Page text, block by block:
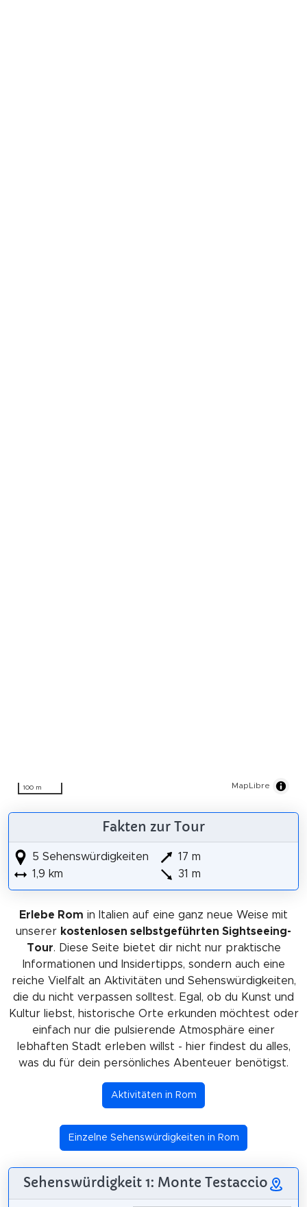
100 m MapLibre
Fakten zur Tour
5 Sehenswürdigkeiten
1,9 km
17 m
31 m
Erlebe Rom in Italien auf eine ganz neue Weise mit
unserer kostenlosen selbstgeführten Sightseeing-
Tour. Diese Seite bietet dir nicht nur praktische
Informationen und Insidertipps, sondern auch eine
reiche Vielfalt an Aktivitäten und Sehenswürdigkeiten,
die du nicht verpassen solltest. Egal, ob du Kunst und
Kultur liebst, historische Orte erkunden möchtest oder
einfach nur die pulsierende Atmosphäre einer
lebhaften Stadt erleben willst - hier findest du alles,
was du für dein persönliches Abenteuer benötigst.
Aktivitäten in Rom
Einzelne Sehenswürdigkeiten in Rom
Sehenswürdigkeit 1: Monte Testaccio